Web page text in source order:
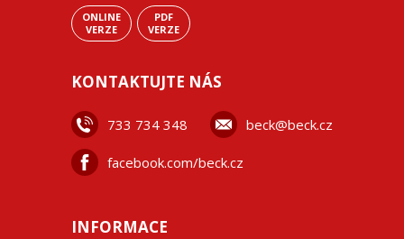
ONLINE
VERZE
PDF
VERZE
KONTAKTUJTE NÁS
733 734 348 beck@beck.cz
facebook.com/beck.cz
INFORMACE